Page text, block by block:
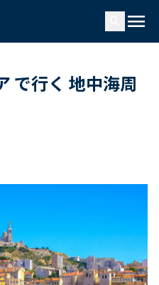
menu
で行く 地中海周